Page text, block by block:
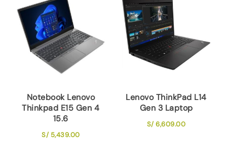
Notebook Lenovo
Thinkpad E15 Gen 4
15.6
S/5,439.00
Lenovo ThinkPad L14
Gen 3 Laptop
S/6,609.00